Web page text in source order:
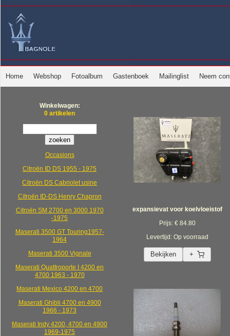
Home Webshop Fotoalbum Gastenboek Mailinglist Neem
Winkelwagen:
0 artikelen
Occasions
Citroën ID DS 1955 - 1975
Citroën DS Cabriolet usine
Citroën ID-DS Henry Chapron
Citroën SM 2700 en 3000 1970
-1975
Maserati 3500 GT Touring1957-
1964
Maserati 3500 Vignale
Maserati Quattroporte I 4200 en
4700 1963 - 1970
Maserati Mexico 4200 en 4700
Maserati Ghibli 4700 en 4900
1966 - 1973
Maserati Indy 4200, 4700 en 4900
1969-1975
expansievat voor koelvloeistof
Prijs: € 84.80
Levertijd: Op voorraad
Bekijken +